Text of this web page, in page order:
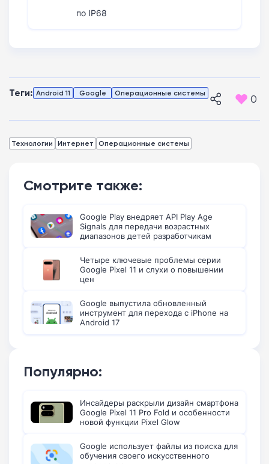
по IP68
Теги: Android 11 Google Операционные системы 0
Технологии Интернет Операционные системы
Смотрите также:
Google Play внедряет API Play Age
Signals для передачи возрастных
диапазонов детей разработчикам
Четыре ключевые проблемы серии
Google Pixel 11 и слухи о повышении
цен
Google выпустила обновленный
инструмент для перехода с iPhone на
Android 17
Популярно:
Инсайдеры раскрыли дизайн смартфона
Google Pixel 11 Pro Fold и особенности
новой функции Pixel Glow
Google использует файлы из поиска для
обучения своего искусственного